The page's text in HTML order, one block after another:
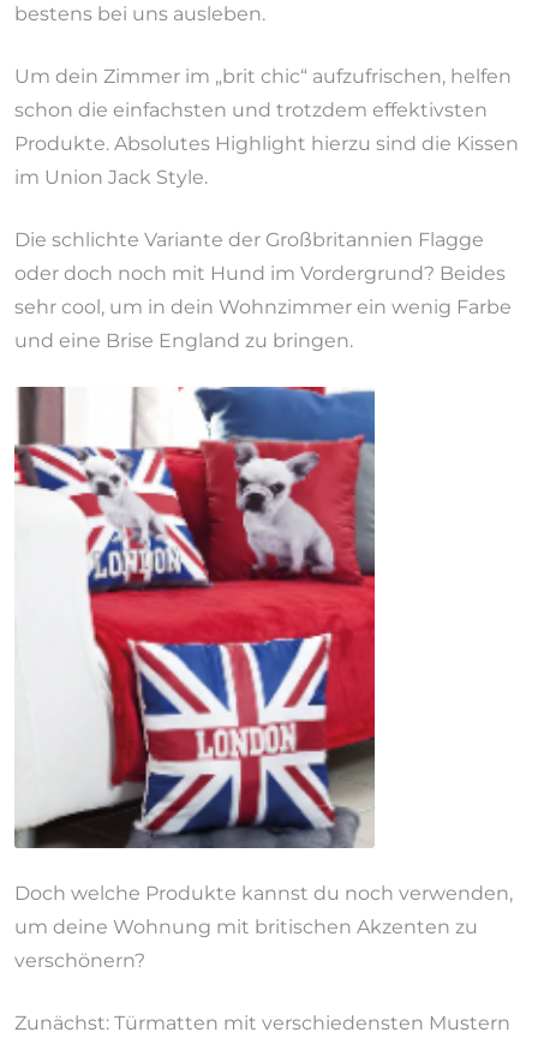
bestens bei uns ausleben.
Um dein Zimmer im „brit chic“ aufzufrischen, helfen
schon die einfachsten und trotzdem effektivsten
Produkte. Absolutes Highlight hierzu sind die Kissen
im Union Jack Style.
Die schlichte Variante der Großbritannien Flagge
oder doch noch mit Hund im Vordergrund? Beides
sehr cool, um in dein Wohnzimmer ein wenig Farbe
und eine Brise England zu bringen.
Doch welche Produkte kannst du noch verwenden,
um deine Wohnung mit britischen Akzenten zu
verschönern?
Zunächst: Türmatten mit verschiedensten Mustern